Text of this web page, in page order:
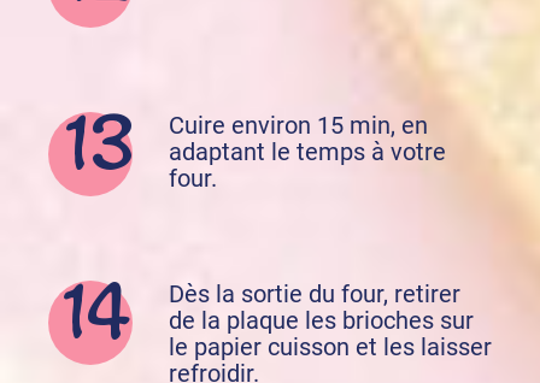
Cuire environ 15 min, en
adaptant le temps à votre
four.
Dès la sortie du four, retirer
de la plaque les brioches sur
le papier cuisson et les laisser
refroidir.